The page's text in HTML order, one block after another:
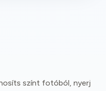
színt fotóból, nyerj